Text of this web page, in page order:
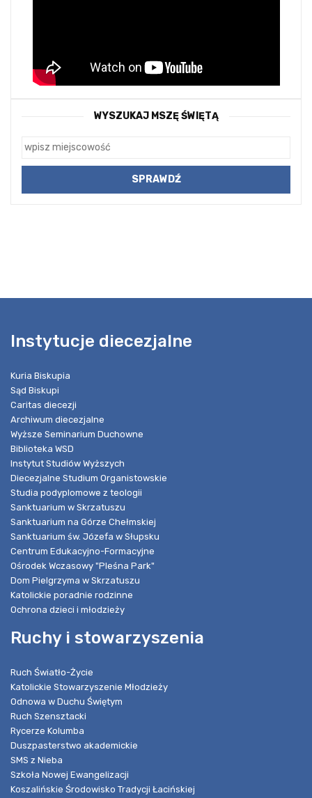
WYSZUKAJ MSZĘ ŚWIĘTĄ
Instytucje diecezjalne
Kuria Biskupia
Sąd Biskupi
Caritas diecezji
Archiwum diecezjalne
Wyższe Seminarium Duchowne
Biblioteka WSD
Instytut Studiów Wyższych
Diecezjalne Studium Organistowskie
Studia podyplomowe z teologii
Sanktuarium w Skrzatuszu
Sanktuarium na Górze Chełmskiej
Sanktuarium św. Józefa w Słupsku
Centrum Edukacyjno-Formacyjne
Ośrodek Wczasowy "Pleśna Park"
Dom Pielgrzyma w Skrzatuszu
Katolickie poradnie rodzinne
Ochrona dzieci i młodzieży
Ruchy i stowarzyszenia
Ruch Światło-Życie
Katolickie Stowarzyszenie Młodzieży
Odnowa w Duchu Świętym
Ruch Szensztacki
Rycerze Kolumba
Duszpasterstwo akademickie
SMS z Nieba
Szkoła Nowej Ewangelizacji
Koszalińskie Środowisko Tradycji Łacińskiej